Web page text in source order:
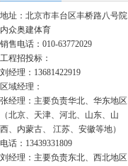
地址：北京市丰台区丰桥路八号院
内众奥建体育
销售电话：010-63772029
工程招投标：
刘经理：13681422919
区域经理：
张经理：主要负责华北、华东地区
（北京、天津、河北、山东、山
西、内蒙古、 江苏、安徽等地）
电话：13439331809
刘经理：主要负责东北、西北地区